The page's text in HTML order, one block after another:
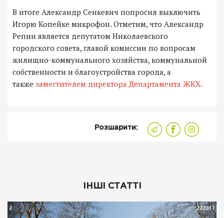
В итоге Александр Сенкевич попросил выключить
Игорю Копейке микрофон. Отметим, что Александр
Репин является депутатом Николаевского
городского совета, главой комиссии по вопросам
жилищно-коммунального хозяйства, коммунальной
собственности и благоустройства города, а
также заместителем директора Департамента ЖКХ.
Розшарити:
ІНШІ СТАТТІ